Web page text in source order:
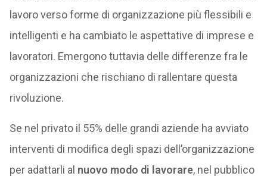
lavoro verso forme di organizzazione più flessibili e
intelligenti e ha cambiato le aspettative di imprese e
lavoratori. Emergono tuttavia delle differenze fra le
organizzazioni che rischiano di rallentare questa
rivoluzione.
Se nel privato il 55% delle grandi aziende ha avviato
interventi di modifica degli spazi dell’organizzazione
per adattarli al nuovo modo di lavorare, nel pubblico